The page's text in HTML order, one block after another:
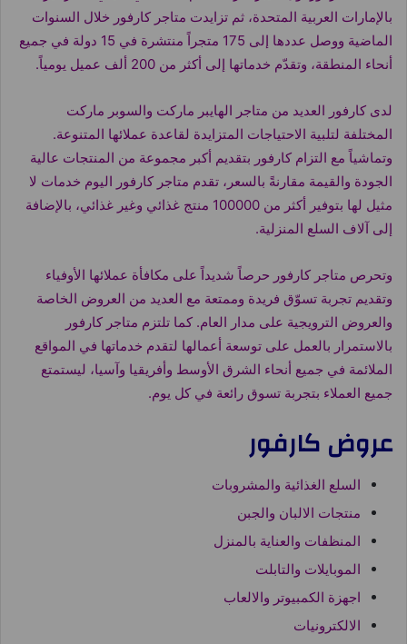
بالإمارات العربية المتحدة، ثم تزايدت متاجر كارفور خلال السنوات
الماضية ووصل عددها إلى 175 متجراً منتشرة في 15 دولة في جميع
أنحاء المنطقة، وتقدّم خدماتها إلى أكثر من 200 ألف عميل يومياً.
لدى كارفور العديد من متاجر الهايبر ماركت والسوبر ماركت
المختلفة لتلبية الاحتياجات المتزايدة لقاعدة عملائها المتنوعة.
وتماشياً مع التزام كارفور بتقديم أكبر مجموعة من المنتجات عالية
الجودة والقيمة مقارنةً بالسعر، تقدم متاجر كارفور اليوم خدمات لا
مثيل لها بتوفير أكثر من 100000 منتج غذائي وغير غذائي، بالإضافة
إلى آلاف السلع المنزلية.
وتحرص متاجر كارفور حرصاً شديداً على مكافأة عملائها الأوفياء
وتقديم تجربة تسوّق فريدة وممتعة مع العديد من العروض الخاصة
والعروض الترويجية على مدار العام. كما تلتزم متاجر كارفور
بالاستمرار بالعمل على توسعة أعمالها لتقدم خدماتها في المواقع
الملائمة في جميع أنحاء الشرق الأوسط وأفريقيا وآسيا، ليستمتع
جميع العملاء بتجربة تسوق رائعة في كل يوم.
عروض كارفور
السلع الغذائية والمشروبات
منتجات الالبان والجبن
المنظفات والعناية بالمنزل
الموبايلات والتابلت
اجهزة الكمبيوتر والالعاب
الالكترونيات